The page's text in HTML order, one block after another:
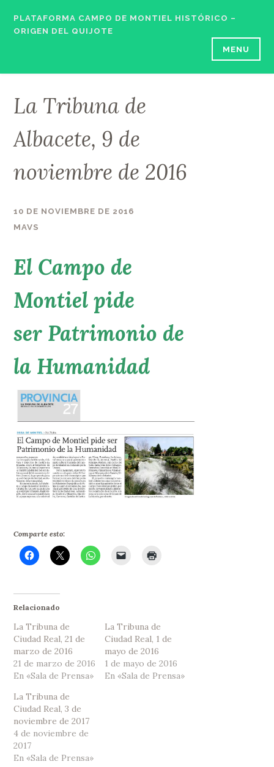
content
PLATAFORMA CAMPO DE MONTIEL HISTÓRICO –
ORIGEN DEL QUIJOTE
MENU
La Tribuna de
Albacete, 9 de
noviembre de 2016
10 DE NOVIEMBRE DE 2016
MAVS
El Campo de
Montiel pide
ser Patrimonio de
la Humanidad
Comparte esto:
Relacionado
La Tribuna de
Ciudad Real, 21 de
marzo de 2016
21 de marzo de 2016
En «Sala de Prensa»
La Tribuna de
Ciudad Real, 1 de
mayo de 2016
1 de mayo de 2016
En «Sala de Prensa»
La Tribuna de
Ciudad Real, 3 de
noviembre de 2017
4 de noviembre de
2017
En «Sala de Prensa»